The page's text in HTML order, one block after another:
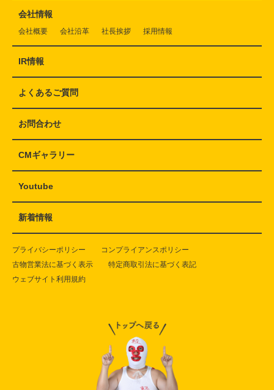
会社情報
会社概要 会社沿革 社長挨拶 採用情報
IR情報
よくあるご質問
お問合わせ
CMギャラリー
Youtube
新着情報
プライバシーポリシー
コンプライアンスポリシー
古物営業法に基づく表示
特定商取引法に基づく表記
ウェブサイト利用規約